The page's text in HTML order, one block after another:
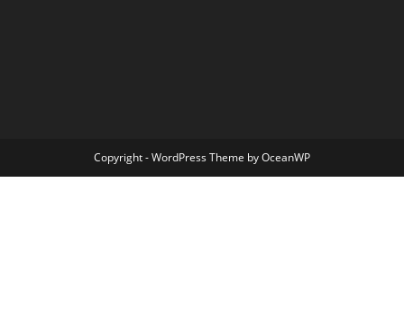
Copyright - WordPress Theme by OceanWP